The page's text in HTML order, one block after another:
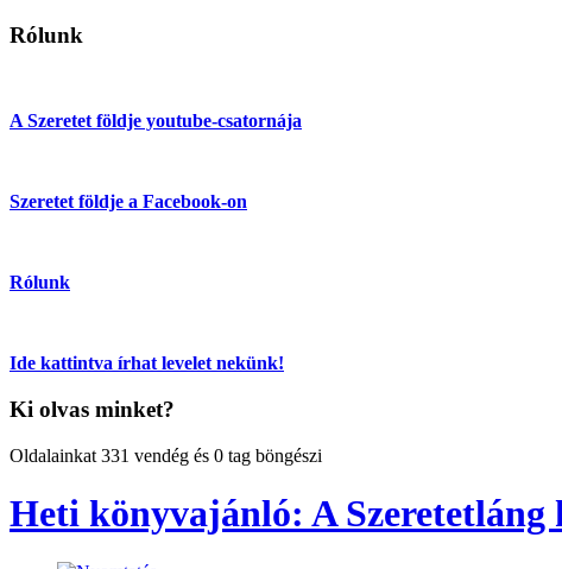
Rólunk
A Szeretet földje youtube-csatornája
Szeretet földje a Facebook-on
Rólunk
Ide kattintva írhat levelet nekünk!
Ki olvas minket?
Oldalainkat 331 vendég és 0 tag böngészi
Heti könyvajánló: A